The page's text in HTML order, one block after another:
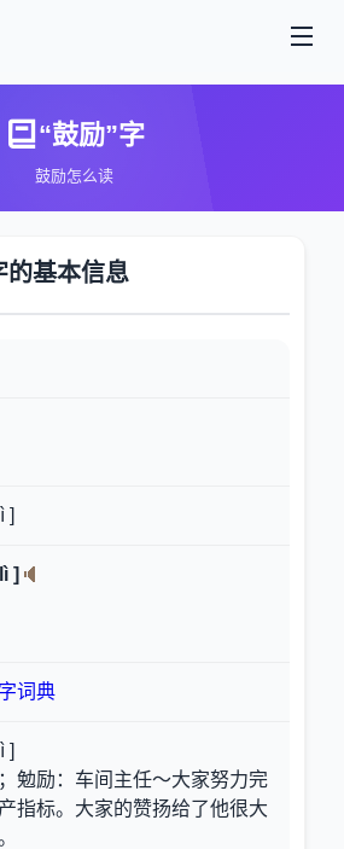
“鼓励”字
鼓励怎么读
的基本信息
]
]
词典
]
勉励：车间主任～大家努力完
指标。大家的赞扬给了他很大